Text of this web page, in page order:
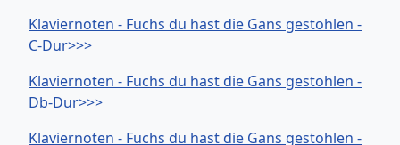
Klaviernoten - Fuchs du hast die Gans gestohlen -
C-Dur>>>
Klaviernoten - Fuchs du hast die Gans gestohlen -
Db-Dur>>>
Klaviernoten - Fuchs du hast die Gans gestohlen -